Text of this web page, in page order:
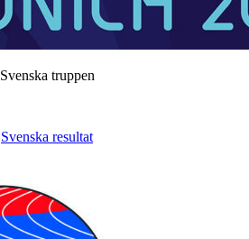
Svenska truppen
Svenska resultat